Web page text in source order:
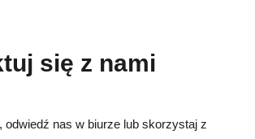
się z nami
odwiedź nas w biurze lub skorzystaj z